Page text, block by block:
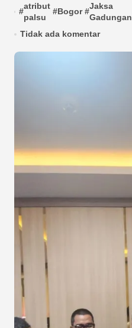
#
atribut
palsu
#Bogor #
Jaksa
Gadungan
Tidak ada komentar